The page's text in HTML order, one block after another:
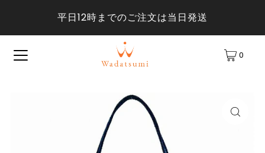
平日12時までのご注文は当日発送
0